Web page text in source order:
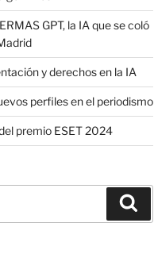
GPT, la IA que se coló
y derechos en la IA
perfiles en el periodismo
premio ESET 2024